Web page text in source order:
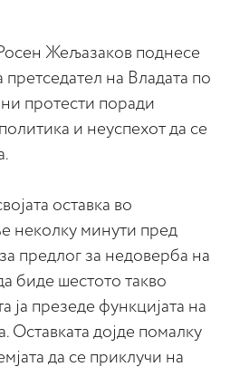
Жељазаков поднесе
претседател на Владата по
протести поради
и неуспехот да се
оставка во
неколку минути пред
предлог за недоверба на
биде шестото такво
ја презеде функцијата на
Оставката дојде помалку
да се приклучи на